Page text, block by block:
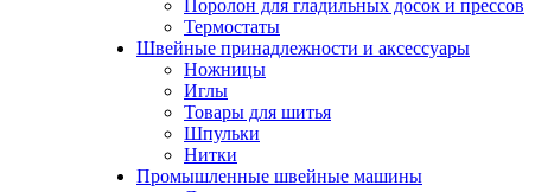
Поролон для гладильных досок и прессов
Термостаты
Швейные принадлежности и аксессуары
Ножницы
Иглы
Товары для шитья
Шпульки
Нитки
Промышленные швейные машины